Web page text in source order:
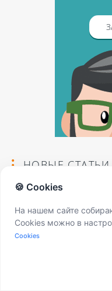
НОВЫЕ СТАТЬИ
22.01.2026
🍪 Cookies
На нашем сайте
Cookies можно в
Cookies